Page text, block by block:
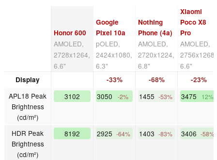
Honor 600
AMOLED,
2728x1264,
6.6"
Google
Pixel 10a
pOLED,
2424x1080,
6.3"
Nothing
Phone (4a)
AMOLED,
2720x1224,
6.8"
Xiaomi
Poco X8
Pro
AMOLED,
2756x1268,
6.6"
Display -33% -68% -23%
APL18 Peak
Brightness
(cd/m²)
3102 3050 -2% 1455 -53% 3475 12%
HDR Peak
Brightness
(cd/m²)
8192 2925 -64% 1403 -83% 3406 -58%